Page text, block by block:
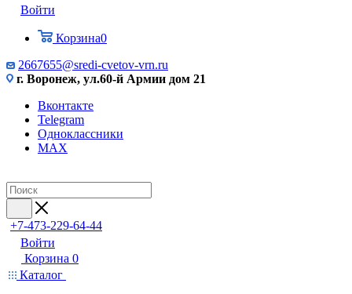
Войти
Корзина0
2667655@sredi-cvetov-vrn.ru
г. Воронеж, ул.60-й Армии дом 21
Вконтакте
Telegram
Одноклассники
MAX
+7-473-229-64-44
Войти
Корзина 0
Каталог